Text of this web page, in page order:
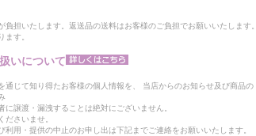
負担いたします。返送品の送料はお客様のご負担でお願いいたします。
ます。
いについて
通じて知り得たお客様の個人情報を、 当店からのお知らせ及び商品の
に譲渡・漏洩することは絶対にございません。
ださいませ。
利用・提供の中止のお申し出は下記までご連絡をお願いいたします。